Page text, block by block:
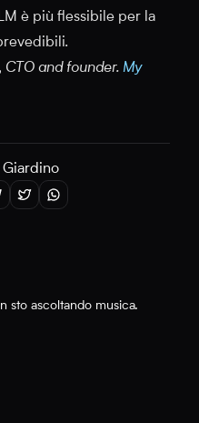
è più flessibile per la
and founder. My
Giardino
sto ascoltando musica.